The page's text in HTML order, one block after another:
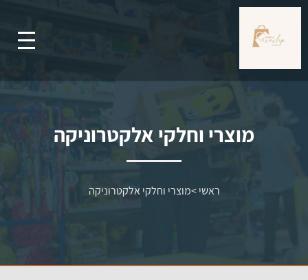
מוצרי וחלקי אלקטרוניקה
ראשי>מוצרי וחלקי אלקטרוניקה